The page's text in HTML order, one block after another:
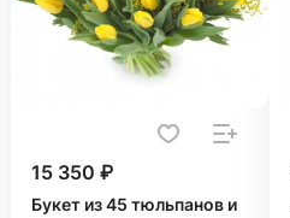
15 350 ₽
Букет из 45 тюльпанов и